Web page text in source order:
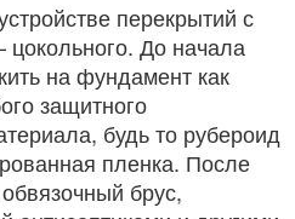
перекрытий с
До начала
на фундамент как
защитного
будь то рубероид
пленка. После
брус,